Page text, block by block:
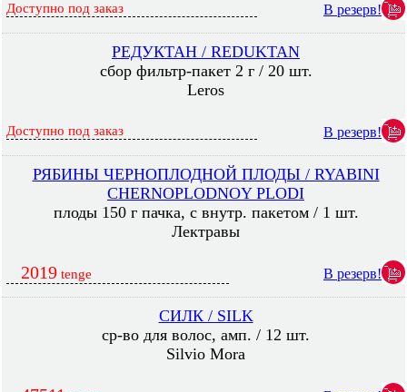
Доступно под заказ В резерв!
РЕДУКТАН / REDUKTAN
сбор фильтр-пакет 2 г / 20 шт.
Leros
Доступно под заказ В резерв!
РЯБИНЫ ЧЕРНОПЛОДНОЙ ПЛОДЫ / RYABINI
CHERNOPLODNOY PLODI
плоды 150 г пачка, с внутр. пакетом / 1 шт.
Лектравы
2019 tenge В резерв!
СИЛК / SILK
ср-во для волос, амп. / 12 шт.
Silvio Mora